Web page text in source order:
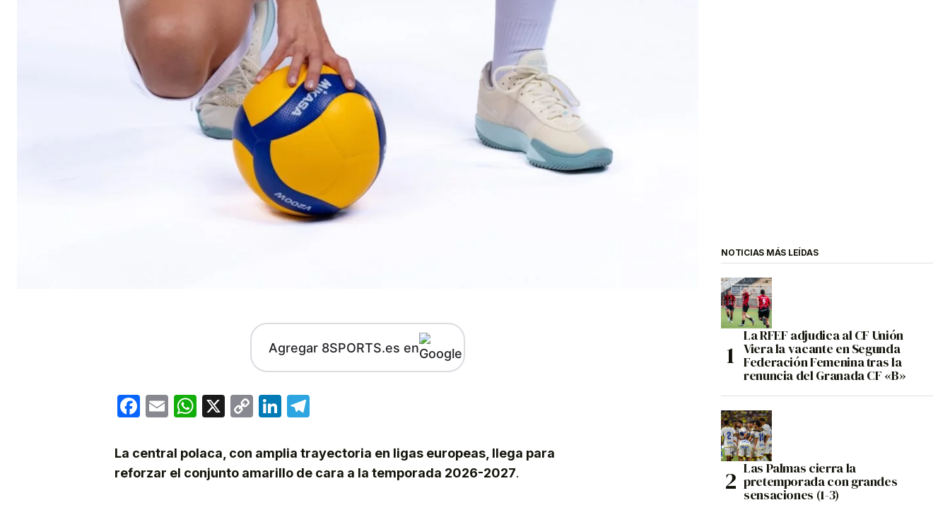
Agregar 8SPORTS.es en
Facebook
EmailWhatsApp
X
CopyLinkedIn
La central polaca, con amplia trayectoria en ligas europeas, llega para
reforzar el conjunto amarillo de cara a la temporada 2026-2027.
NOTICIAS MÁS LEÍDAS
La RFEF adjudica al CF Unión
Viera la vacante en Segunda
Federación Femenina tras la
renuncia del Granada CF «B»
Las Palmas cierra la
pretemporada con grandes
sensaciones (1-3)